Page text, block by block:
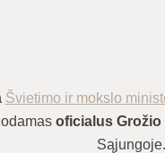
Švietimo ir mokslo
oficialus
Sąjungoje.